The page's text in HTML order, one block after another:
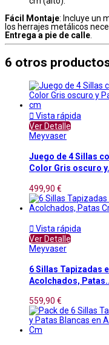
Fácil Montaje: Incluye un
los herrajes metálicos
Entrega a pie de calle
6 otros
 Vista rápida
Ver Detalle
Meyvaser
Juego de 4 Sillas
Color Gris oscuro
499,90 €
 Vista rápida
Ver Detalle
Meyvaser
6 Sillas Tapizadas
Acolchados,
559,90 €